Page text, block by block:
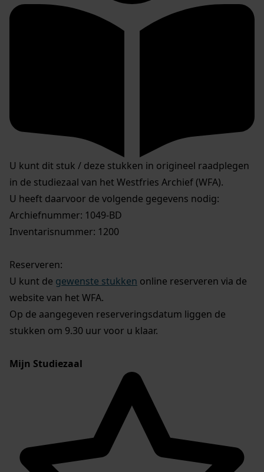
U kunt dit stuk / deze stukken in origineel raadplegen
in de studiezaal van het Westfries Archief (WFA).
U heeft daarvoor de volgende gegevens nodig:
Archiefnummer: 1049-BD
Inventarisnummer: 1200
Reserveren:
U kunt de gewenste stukken online reserveren via de
website van het WFA.
Op de aangegeven reserveringsdatum liggen de
stukken om 9.30 uur voor u klaar.
Mijn Studiezaal